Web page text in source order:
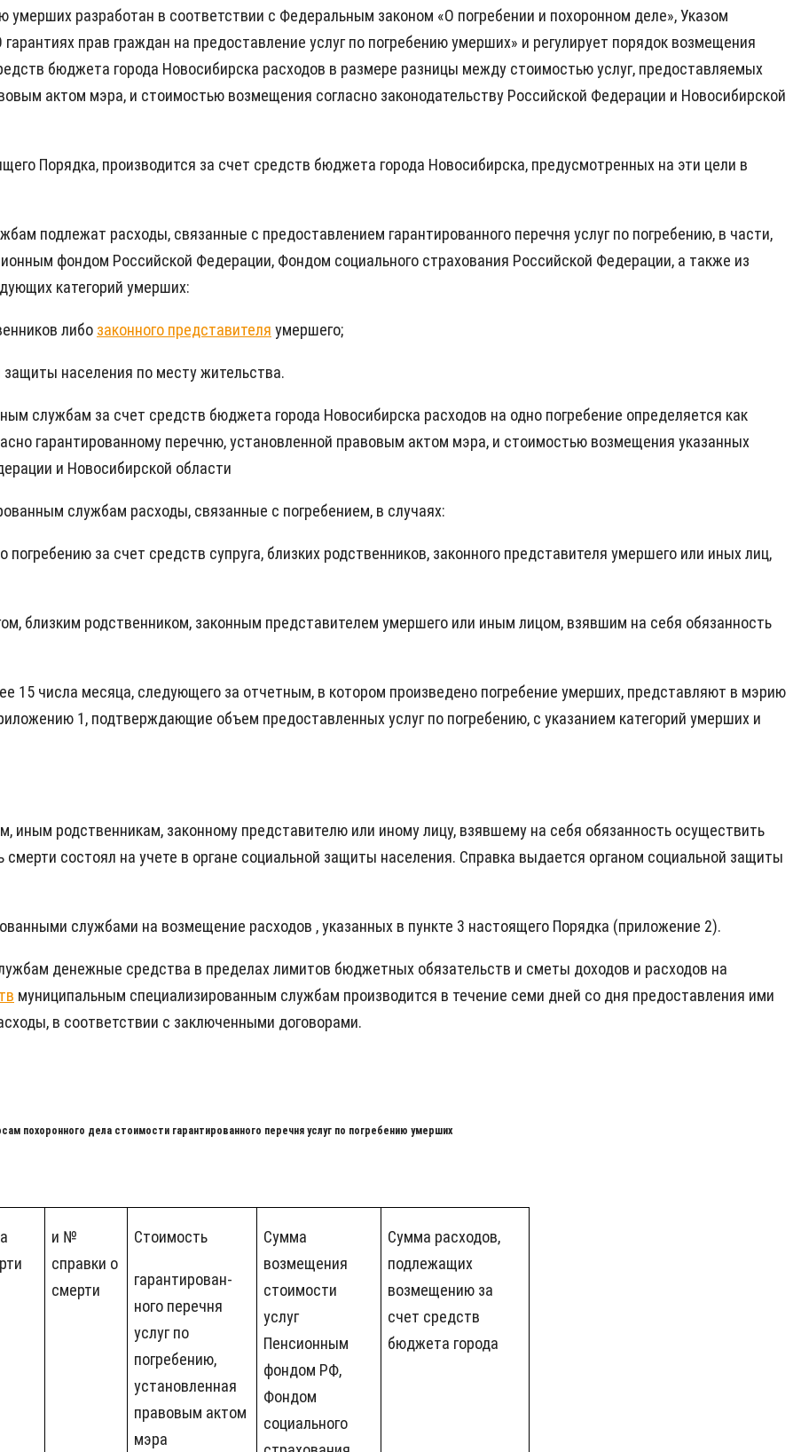
умерших разработан в соответствии с Федеральным законом «О погребении и похоронном деле», Указом
прав граждан на предоставление услуг по погребению умерших» и регулирует порядок возмещения
бюджета города Новосибирска расходов в размере разницы между стоимостью услуг, предоставляемых
актом мэра, и стоимостью возмещения согласно законодательству Российской Федерации и Новосибирской
Порядка, производится за счет средств бюджета города Новосибирска, предусмотренных на эти цели в
подлежат расходы, связанные с предоставлением гарантированного перечня услуг по погребению, в части,
фондом Российской Федерации, Фондом социального страхования Российской Федерации, а также из
категорий умерших:
либо законного представителя умершего;
защиты населения по месту жительства.
службам за счет средств бюджета города Новосибирска расходов на одно погребение определяется как
гарантированному перечню, установленной правовым актом мэра, и стоимостью возмещения указанных
и Новосибирской области
службам расходы, связанные с погребением, в случаях:
за счет средств супруга, близких родственников, законного представителя умершего или иных лиц,
близким родственником, законным представителем умершего или иным лицом, взявшим на себя обязанность
15 числа месяца, следующего за отчетным, в котором произведено погребение умерших, представляют в мэрию
1, подтверждающие объем предоставленных услуг по погребению, с указанием категорий умерших и
иным родственникам, законному представителю или иному лицу, взявшему на себя обязанность осуществить
состоял на учете в органе социальной защиты населения. Справка выдается органом социальной защиты
службами на возмещение расходов , указанных в пункте 3 настоящего Порядка (приложение 2).
денежные средства в пределах лимитов бюджетных обязательств и сметы доходов и расходов на
муниципальным специализированным службам производится в течение семи дней со дня предоставления ими
в соответствии с заключенными договорами.
похоронного дела стоимости гарантированного перечня услуг по погребению умерших
и №
справки о
смерти
Стоимость
гарантирован-
ного перечня
услуг по
погребению,
установленная
правовым актом
мэра
Сумма
возмещения
стоимости
услуг
Пенсионным
фондом РФ,
Фондом
социального
Сумма расходов,
подлежащих
возмещению за
счет средств
бюджета города